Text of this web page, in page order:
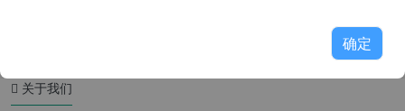
关于我们
确定